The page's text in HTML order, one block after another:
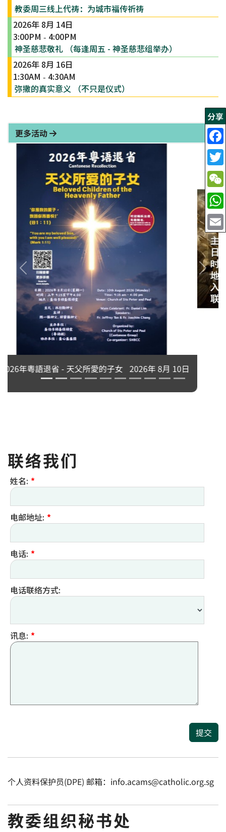
分享
教委周三线上代祷：为城市福传祈祷
2026年 8月 14日
3:00PM - 4:00PM
神圣慈悲敬礼 （每逢周五 - 神圣慈悲组举办）
2026年 8月 16日
1:30AM - 4:30AM
弥撒的真实意义 （不只是仪式）
更多活动
永生中有我吗？刘志坚神父主讲 2026年 8月 10日
联络我们
姓名: *
电邮地址: *
电话: *
电话联络方式:
讯息: *
提交
个人资料保护员(DPE) 邮箱：info.acams@catholic.org.sg
教委组织秘书处